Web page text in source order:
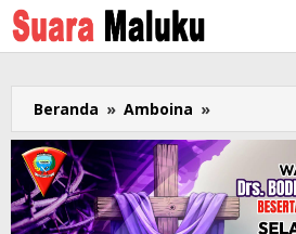
Lewati
ke
konten
Beranda » Amboina »
Ririmasse,
Anak
Wartawan
dan
Mantan